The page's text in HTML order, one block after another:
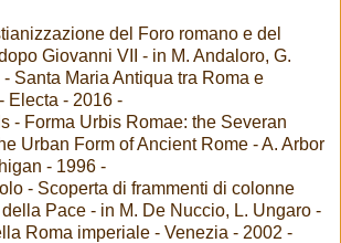
del Foro romano e del
Giovanni VII - in M. Andaloro, G.
Santa Maria Antiqua tra Roma e
Electa - 2016 -
- Forma Urbis Romae: the Severan
Urban Form of Ancient Rome - A. Arbor
- 1996 -
- Scoperta di frammenti di colonne
Pace - in M. De Nuccio, L. Ungaro -
Roma imperiale - Venezia - 2002 -